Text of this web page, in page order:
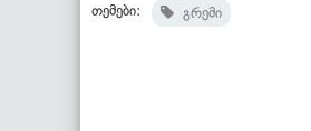
თემები: გრემი